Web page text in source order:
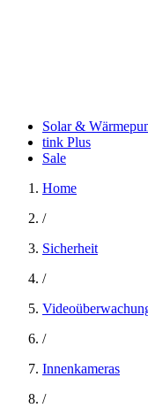
Solar &
tink Plus
Sale
Home
/
Sicherheit
/
/
Innenkameras
/